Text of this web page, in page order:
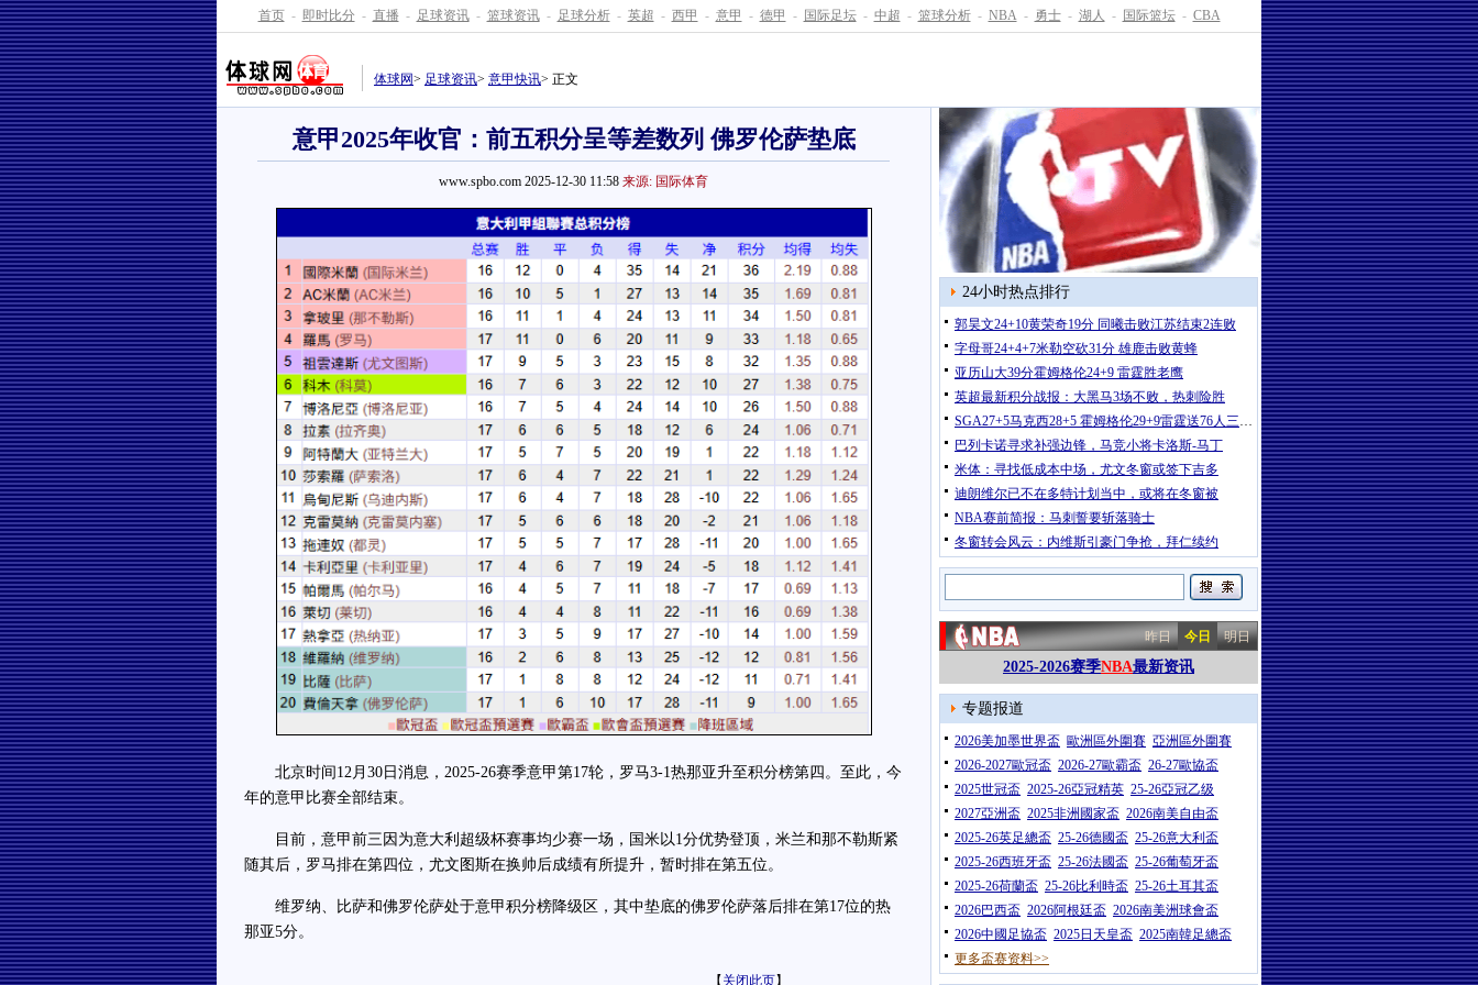
首页 - 即时比分 - 直播 - 足球资讯 - 篮球资讯 - 足球分析 - 英超 - 西甲 - 意甲 - 德甲 - 国际足坛 - 中超 - 篮球分析 - NBA - 勇士 - 湖人 - 国际篮坛 - CBA
体球网> 足球资讯> 意甲快讯> 正文
意甲2025年收官：前五积分呈等差数列 佛罗伦萨垫底
www.spbo.com 2025-12-30 11:58 来源: 国际体育
北京时间12月30日消息，2025-26赛季意甲第17轮，罗马3-1热那亚升至积分榜第四。至此，今
年的意甲比赛全部结束。
目前，意甲前三因为意大利超级杯赛事均少赛一场，国米以1分优势登顶，米兰和那不勒斯紧
随其后，罗马排在第四位，尤文图斯在换帅后成绩有所提升，暂时排在第五位。
维罗纳、比萨和佛罗伦萨处于意甲积分榜降级区，其中垫底的佛罗伦萨落后排在第17位的热
那亚5分。
【 关闭此页】
24小时热点排行
郭昊文24+10黄荣奇19分 同曦击败江苏结束2连败
字母哥24+4+7米勒空砍31分 雄鹿击败黄蜂
亚历山大39分霍姆格伦24+9 雷霆胜老鹰
英超最新积分战报：大黑马3场不败，热刺险胜
SGA27+5马克西28+5 霍姆格伦29+9雷霆送76人三连败
巴列卡诺寻求补强边锋，马竞小将卡洛斯-马丁
米体：寻找低成本中场，尤文冬窗或签下吉多
迪朗维尔已不在多特计划当中，或将在冬窗被
NBA赛前简报：马刺誓要斩落骑士
冬窗转会风云：内维斯引豪门争抢，拜仁续约
昨日 今日 明日
2025-2026赛季NBA最新资讯
专题报道
2026美加墨世界盃 歐洲區外圍賽 亞洲區外圍賽
2026-2027歐冠盃 2026-27歐霸盃 26-27歐協盃
2025世冠盃 2025-26亞冠精英 25-26亞冠乙级
2027亞洲盃 2025非洲國家盃 2026南美自由盃
2025-26英足總盃 25-26德國盃 25-26意大利盃
2025-26西班牙盃 25-26法國盃 25-26葡萄牙盃
2025-26荷蘭盃 25-26比利時盃 25-26土耳其盃
2026巴西盃 2026阿根廷盃 2026南美洲球會盃
2026中國足協盃 2025日天皇盃 2025南韓足總盃
更多盃赛资料>>